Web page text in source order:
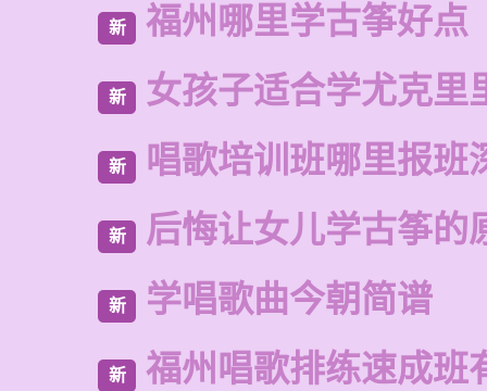
新 福州哪里学古筝好点
新 女孩子适合学尤克里
新 唱歌培训班哪里报班
新 后悔让女儿学古筝的
新 学唱歌曲今朝简谱
新 福州唱歌排练速成班